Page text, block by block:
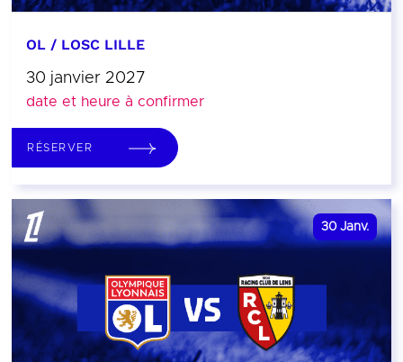
OL / LOSC LILLE
30 janvier 2027
date et heure à confirmer
RÉSERVER
30 Janv.